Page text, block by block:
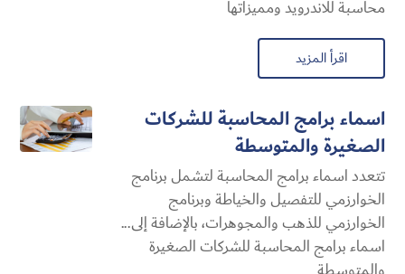
محاسبة للاندرويد ومميزاتها
اقرأ المزيد
اسماء برامج المحاسبة للشركات
الصغيرة والمتوسطة
تتعدد اسماء برامج المحاسبة لتشمل برنامج
الخوارزمي للتفصيل والخياطة وبرنامج
الخوارزمي للذهب والمجوهرات، بالإضافة إلى...
اسماء برامج المحاسبة للشركات الصغيرة